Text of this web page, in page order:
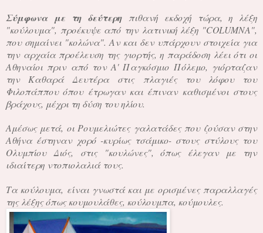
Σύμφωνα με τη δεύτερη πιθανή εκδοχή τώρα, η λέξη
"κούλουμα", προέκυψε από την λατινική λέξη "COLUMNA",
που σημαίνει "κολώνα". Αν και δεν υπάρχουν στοιχεία για
την αρχαία προέλευση της γιορτής, η παράδοση λέει ότι οι
Αθηναίοι πριν από τον Α' Παγκόσμιο Πόλεμο, γιόρταζαν
την Καθαρά Δευτέρα στις πλαγιές του λόφου του
Φιλοπάππου όπου έτρωγαν και έπιναν καθισμένοι στους
βράχους, μέχρι τη δύση του ηλίου.
Αμέσως μετά, οι Ρουμελιώτες γαλατάδες που ζούσαν στην
Αθήνα έστηναν χορό -κυρίως τσάμικο- στους στύλους του
Ολυμπίου Διός, στις "κουλώνες", όπως έλεγαν με την
ιδιαίτερη ντοπιολαλιά τους.
Τα κούλουμα, είναι γνωστά και με ορισμένες παραλλαγές
της λέξης όπως κουμουλάθες, κούλουμπα, κούμουλες.